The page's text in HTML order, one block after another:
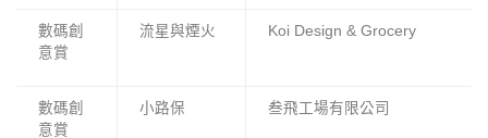
數碼創
意賞
流星與煙火 Koi Design & Grocery
數碼創
意賞
小路保 叁飛工場有限公司